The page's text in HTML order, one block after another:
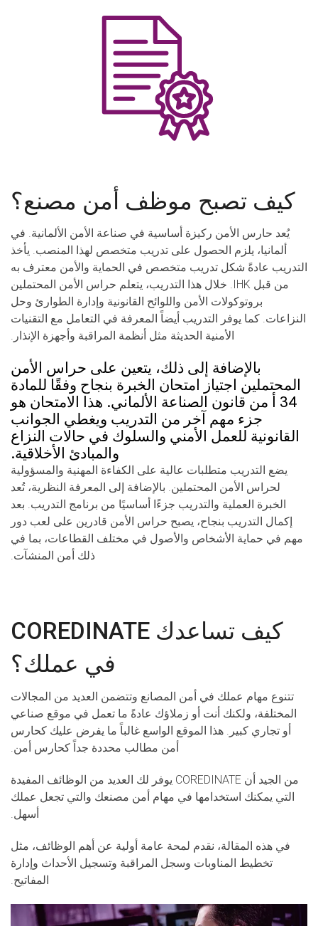
كيف تصبح موظف أمن مصنع؟
يُعد حارس الأمن ركيزة أساسية في صناعة الأمن الألمانية. في
ألمانيا، يلزم الحصول على تدريب متخصص لهذا المنصب. يأخذ
التدريب عادةً شكل تدريب متخصص في الحماية والأمن معترف به
من قبل IHK. خلال هذا التدريب، يتعلم حراس الأمن المحتملين
بروتوكولات الأمن واللوائح القانونية وإدارة الطوارئ وحل
النزاعات. كما يوفر التدريب أيضاً المعرفة في التعامل مع التقنيات
الأمنية الحديثة مثل أنظمة المراقبة وأجهزة الإنذار.
بالإضافة إلى ذلك، يتعين على حراس الأمن
المحتملين اجتياز امتحان الخبرة بنجاح وفقًا للمادة
34 أ من قانون الصناعة الألماني. هذا الامتحان هو
جزء مهم آخر من التدريب ويغطي الجوانب
القانونية للعمل الأمني والسلوك في حالات النزاع
والمبادئ الأخلاقية.
يضع التدريب متطلبات عالية على الكفاءة المهنية والمسؤولية
لحراس الأمن المحتملين. بالإضافة إلى المعرفة النظرية، تُعد
الخبرة العملية والتدريب جزءًا أساسيًا من برنامج التدريب. بعد
إكمال التدريب بنجاح، يصبح حراس الأمن قادرين على لعب دور
مهم في حماية الأشخاص والأصول في مختلف القطاعات، بما في
ذلك أمن المنشآت.
كيف تساعدك COREDINATE
في عملك؟
تتنوع مهام عملك في أمن المصانع وتتضمن العديد من المجالات
المختلفة، ولكنك أنت أو زملاؤك عادةً ما تعمل في موقع صناعي
أو تجاري كبير. هذا الموقع الواسع غالباً ما يفرض عليك كحارس
أمن مطالب محددة جداً كحارس أمن.
من الجيد أن COREDINATE يوفر لك العديد من الوظائف المفيدة
التي يمكنك استخدامها في مهام أمن مصنعك والتي تجعل عملك
أسهل.
في هذه المقالة، نقدم لمحة عامة أولية عن أهم الوظائف، مثل
تخطيط المناوبات وسجل المراقبة وتسجيل الأحداث وإدارة
المفاتيح.